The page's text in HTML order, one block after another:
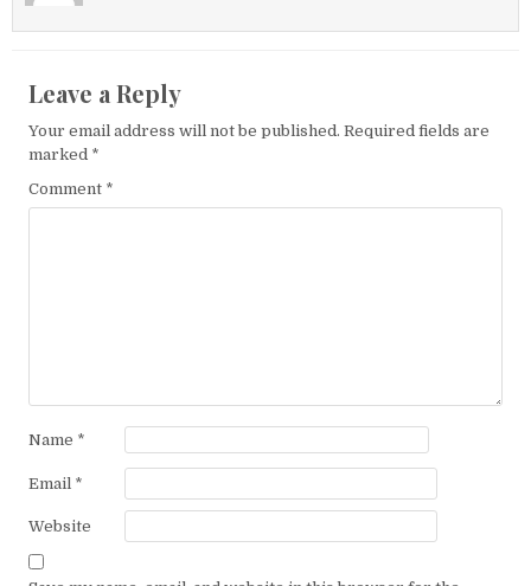
Leave a Reply
Your email address will not be published. Required fields are
marked *
Comment *
Name *
Email *
Website